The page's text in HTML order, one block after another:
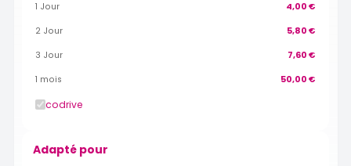
1 Jour 4,00 €
2 Jour 5,80 €
3 Jour 7,60 €
1 mois 50,00 €
codrive
Adapté pour